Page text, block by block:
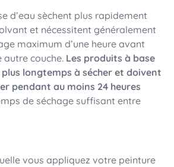
d’eau sèchent plus rapidement
et nécessitent généralement
maximum d’une heure avant
autre couche. Les produits à base
longtemps à sécher et doivent
pendant au moins 24 heures
de séchage suffisant entre
vous appliquez votre peinture